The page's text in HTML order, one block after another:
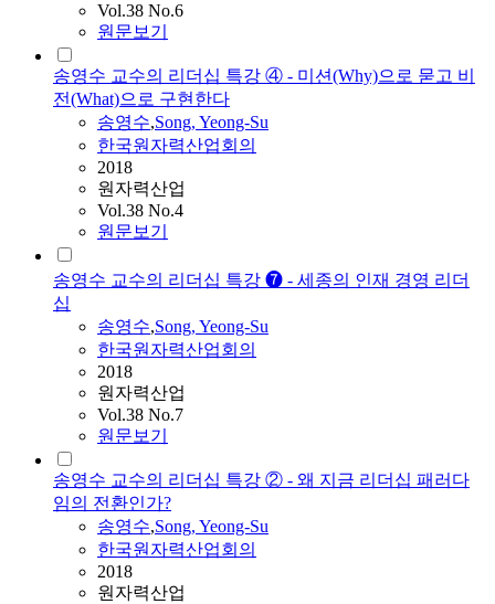
Vol.38 No.6
원문보기
송영수 교수의 리더십 특강 ④ - 미션(Why)으로 묻고 비
전(What)으로 구현한다
송영수,Song, Yeong-Su
한국원자력산업회의
2018
원자력산업
Vol.38 No.4
원문보기
송영수 교수의 리더십 특강 ❼ - 세종의 인재 경영 리더
십
송영수,Song, Yeong-Su
한국원자력산업회의
2018
원자력산업
Vol.38 No.7
원문보기
송영수 교수의 리더십 특강 ② - 왜 지금 리더십 패러다
임의 전환인가?
송영수,Song, Yeong-Su
한국원자력산업회의
2018
원자력산업